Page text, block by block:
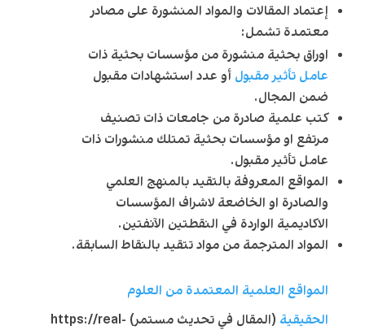
إعتماد المقالات والمواد المنشورة على مصادر
معتمدة تشمل:
اوراق بحثية منشورة من مؤسسات بحثية ذات
عامل تأثير مقبول أو عدد استشهادات مقبول
ضمن المجال.
كتب علمية صادرة من جامعات ذات تصنيف
مرتفع او مؤسسات بحثية تمتلك منشورات ذات
عامل تأثير مقبول.
المواقع المعروفة بالتقيد بالمنهج العلمي
والصادرة او الخاضعة لاشراف المؤسسات
الاكاديمية الواردة في النقطتين الآنفتين.
المواد المترجمة من مواد تتقيد بالنقاط السابقة.
المواقع العلمية المعتمدة من العلوم
الحقيقية
(المقال في تحديث مستمر) https://real-